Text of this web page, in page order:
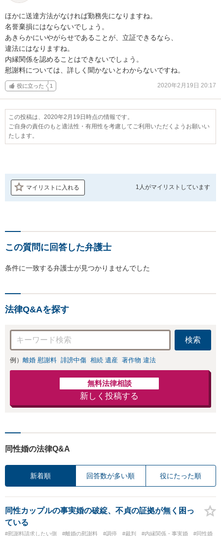
ほかに送達方法がなければ勤務先になりますね。
名誉棄損にはならないでしょう。
あきらかにいやがらせであることが、立証できるなら、
違法にはなりますね。
内縁関係を認めることはできないでしょう。
慰謝料については、詳しく聞かないとわからないですね。
役に立った 1 2020年2月19日 20:17
この投稿は、2020年2月19日時点の情報です。
ご自身の責任のもと適法性・有用性を考慮してご利用いただくようお願いい
たします。
マイリストに入れる 1人がマイリストしています
この質問に回答した弁護士
条件に一致する弁護士が見つかりませんでした
法律Q&Aを探す
検索
例） 離婚 慰謝料 誹謗中傷 相続 遺産 著作物 違法
無料法律相談
新しく投稿する
同性婚の法律Q&A
新着順 回答数が多い順 役にたった順
同性カップルの事実婚の破綻、不貞の証拠が無く困っ
ている
#慰謝料請求したい側 #離婚の慰謝料 #調停 #裁判 #内縁関係・事実婚 #同性婚